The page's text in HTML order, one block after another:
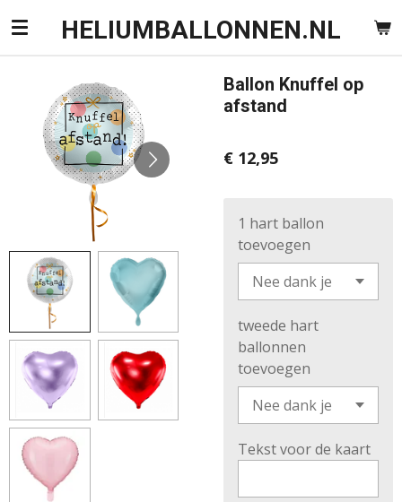
Ga
direct
hoofdinhoud
HELIUMBALLONNEN.NL
Ballon Knuffel op
afstand
€ 12,95
1 hart ballon
toevoegen
tweede hart
ballonnen
toevoegen
Tekst voor de kaart